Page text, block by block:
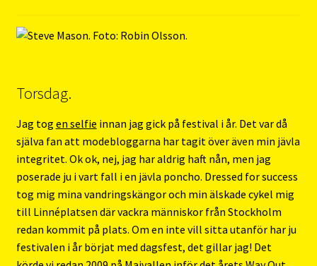
Torsdag.
Jag tog en selfie innan jag gick på festival i år. Det var då
själva fan att modebloggarna har tagit över även min jävla
integritet. Ok ok, nej, jag har aldrig haft nån, men jag
poserade ju i vart fall i en jävla poncho. Dressed for success
tog mig mina vandringskängor och min älskade cykel mig
till Linnéplatsen där vackra människor från Stockholm
redan kommit på plats. Om en inte vill sitta utanför har ju
festivalen i år börjat med dagsfest, det gillar jag! Det